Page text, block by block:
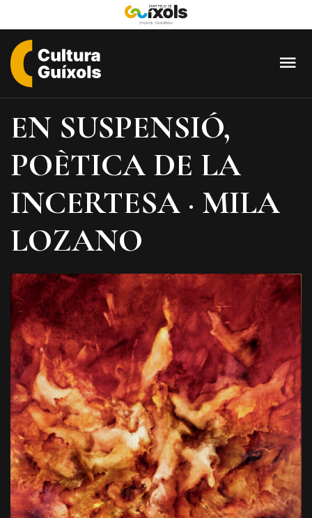
Cultura
Feliu
de
Guíxols
EN SUSPENSIÓ,
POÈTICA DE LA
INCERTESA · MILA
LOZANO